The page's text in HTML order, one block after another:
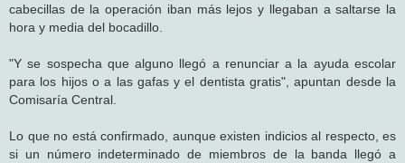
cabecillas de la operación iban más lejos y llegaban a saltarse la
hora y media del bocadillo.
"Y se sospecha que alguno llegó a renunciar a la ayuda escolar
para los hijos o a las gafas y el dentista gratis", apuntan desde la
Comisaría Central.
Lo que no está confirmado, aunque existen indicios al respecto, es
si un número indeterminado de miembros de la banda llegó a